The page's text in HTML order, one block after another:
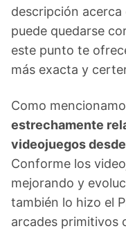
descripción acerca
puede quedarse
este punto te
más exacta y
Como
estrechamente
videojuegos
Conforme los
mejorando y
también lo hizo el
arcades primitivos